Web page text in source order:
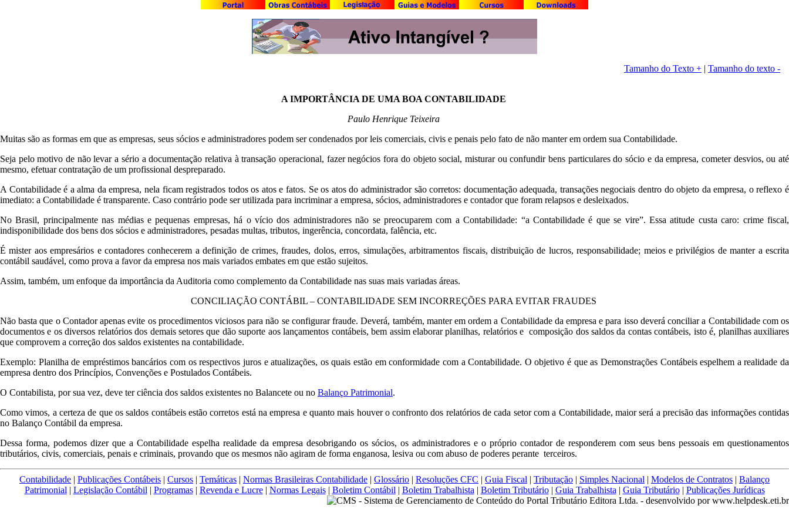
Tamanho do Texto + | Tamanho do texto -
A IMPORTÂNCIA DE UMA BOA CONTABILIDADE
Paulo Henrique Teixeira
Muitas são as formas em que as empresas, seus sócios e administradores podem ser condenados por leis comerciais, civis e penais pelo fato de não manter em ordem sua Contabilidade.
Seja pelo motivo de não levar a sério a documentação relativa à transação operacional, fazer negócios fora do objeto social, misturar ou confundir bens particulares do sócio e da empresa, cometer desvios, ou até
mesmo, efetuar contratação de um profissional despreparado.
A Contabilidade é a alma da empresa, nela ficam registrados todos os atos e fatos. Se os atos do administrador são corretos: documentação adequada, transações negociais dentro do objeto da empresa, o reflexo é
imediato: a Contabilidade é transparente. Caso contrário pode ser utilizada para incriminar a empresa, sócios, administradores e contador que foram relapsos e desleixados.
No Brasil, principalmente nas médias e pequenas empresas, há o vício dos administradores não se preocuparem com a Contabilidade: “a Contabilidade é que se vire”. Essa atitude custa caro: crime fiscal,
indisponibilidade dos bens dos sócios e administradores, pesadas multas, tributos, ingerência, concordata, falência, etc.
É mister aos empresários e contadores conhecerem a definição de crimes, fraudes, dolos, erros, simulações, arbitramentos fiscais, distribuição de lucros, responsabilidade; meios e privilégios de manter a escrita
contábil saudável, como prova a favor da empresa nos mais variados embates em que estão sujeitos.
Assim, também, um enfoque da importância da Auditoria como complemento da Contabilidade nas suas mais variadas áreas.
CONCILIAÇÃO CONTÁBIL – CONTABILIDADE SEM INCORREÇÕES PARA EVITAR FRAUDES
Não basta que o Contador apenas evite os procedimentos viciosos para não se configurar fraude. Deverá, também, manter em ordem a Contabilidade da empresa e para isso deverá conciliar a Contabilidade com os
documentos e os diversos relatórios dos demais setores que dão suporte aos lançamentos contábeis, bem assim elaborar planilhas, relatórios e composição dos saldos da contas contábeis, isto é, planilhas auxiliares
que comprovem a correção dos saldos existentes na contabilidade.
Exemplo: Planilha de empréstimos bancários com os respectivos juros e atualizações, os quais estão em conformidade com a Contabilidade. O objetivo é que as Demonstrações Contábeis espelhem a realidade da
empresa dentro dos Princípios, Convenções e Postulados Contábeis.
O Contabilista, por sua vez, deve ter ciência dos saldos existentes no Balancete ou no Balanço Patrimonial.
Como vimos, a certeza de que os saldos contábeis estão corretos está na empresa e quanto mais houver o confronto dos relatórios de cada setor com a Contabilidade, maior será a precisão das informações contidas
no Balanço Contábil da empresa.
Dessa forma, podemos dizer que a Contabilidade espelha realidade da empresa desobrigando os sócios, os administradores e o próprio contador de responderem com seus bens pessoais em questionamentos
tributários, civis, comerciais, penais e criminais, provando que os mesmos não agiram de forma enganosa, lesiva ou com abuso de poderes perante terceiros.
Contabilidade | Publicações Contábeis | Cursos | Temáticas | Normas Brasileiras Contabilidade | Glossário | Resoluções CFC | Guia Fiscal | Tributação | Simples Nacional | Modelos de Contratos | Balanço
Patrimonial | Legislação Contábil | Programas| Revenda e Lucre| Normas Legais| Boletim Contábil | Boletim Trabalhista | Boletim Tributário| Guia Trabalhista | Guia Tributário| Publicações Jurídicas